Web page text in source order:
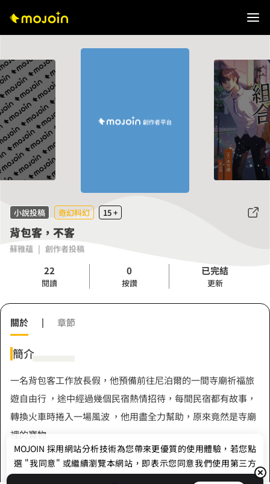
小說投稿 奇幻科幻 15 +
背包客，不客
蘇雅蘊 | 創作者投稿
22
閱讀
0
按讚
已完結
更新
關於 | 章節
簡介
一名背包客工作放長假，他預備前往尼泊爾的一間寺廟祈福旅
遊自由行 ，途中經過幾個民宿熱情招待，每間民宿都有故事，
轉換火車時捲入一場風波 ，他用盡全力幫助，原來竟然是寺廟
裡的寶物
MOJOIN 採用網站分析技術為您帶來更優質的使用體驗，若您點
選 "我同意" 或繼續瀏覽本網站，即表示您同意我們使用第三方
Cookie，欲瞭解更多資訊請見隱私權政策。